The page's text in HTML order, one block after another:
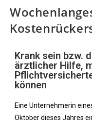
Krank sein bzw.
ärztlicher Hilfe,
können
Eine Unternehmerin
Oktober dieses Jahres